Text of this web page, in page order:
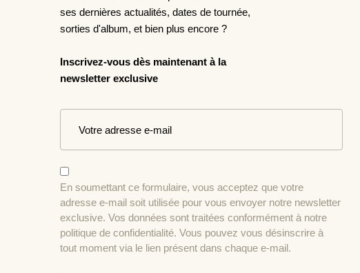
ses dernières actualités, dates de tournée,
sorties d'album, et bien plus encore ?
Inscrivez-vous dès maintenant à la
newsletter exclusive
En soumettant ce formulaire, vous acceptez que votre
adresse e-mail soit utilisée pour vous envoyer notre newsletter
exclusive. Vos données sont traitées conformément à notre
politique de confidentialité. Vous pouvez vous désinscrire à
tout moment via le lien présent dans chaque e-mail.